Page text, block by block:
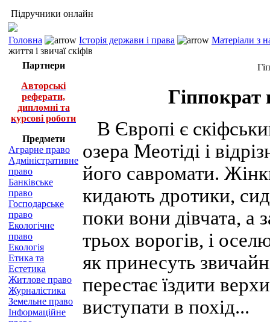
Підручники онлайн
Головна Історія держави і права
Матеріали з
життя і звичаї скіфів
Партнери
Авторські
реферати,
дипломні та
курсові роботи
Предмети
Аграрне право
Адміністративне
право
Банківське
право
Господарське
право
Екологічне
право
Екологія
Етика та
Естетика
Житлове право
Журналістика
Земельне право
Інформаційне
Гіппократ
В Європі є
озера Меотіді і
його савромати.
кидають дротики,
поки вони дівчата, а
трьох ворогів, і
як принесуть
перестає їздити
виступати в похід...